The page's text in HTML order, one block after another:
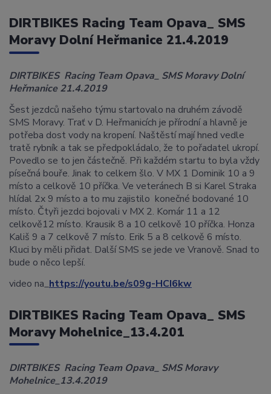
DIRTBIKES Racing Team Opava_ SMS
Moravy Dolní Heřmanice 21.4.2019
DIRTBIKES Racing Team Opava_ SMS Moravy Dolní
Heřmanice 21.4.2019
Šest jezdců našeho týmu startovalo na druhém závodě
SMS Moravy. Trať v D. Heřmanicích je přírodní a hlavně je
potřeba dost vody na kropení. Naštěstí mají hned vedle
tratě rybník a tak se předpokládalo, že to pořadatel ukropí.
Povedlo se to jen částečně. Při každém startu to byla vždy
písečná bouře. Jinak to celkem šlo. V MX 1 Dominik 10 a 9
místo a celkově 10 příčka. Ve veteránech B si Karel Straka
hlídal 2x 9 místo a to mu zajistilo konečné bodované 10
místo. Čtyři jezdci bojovali v MX 2. Komár 11 a 12
celkově12 místo. Krausik 8 a 10 celkově 10 příčka. Honza
Kališ 9 a 7 celkově 7 místo. Erik 5 a 8 celkově 6 místo.
Kluci by měli přidat. Další SMS se jede ve Vranově. Snad to
bude o něco lepší.
video na_https://youtu.be/s09g-HCI6kw
DIRTBIKES Racing Team Opava_ SMS
Moravy Mohelnice_13.4.201
DIRTBIKES Racing Team Opava_ SMS Moravy
Mohelnice_13.4.2019